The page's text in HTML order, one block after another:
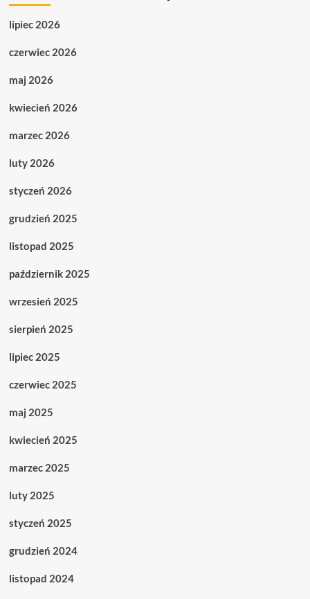
lipiec 2026
czerwiec 2026
maj 2026
kwiecień 2026
marzec 2026
luty 2026
styczeń 2026
grudzień 2025
listopad 2025
październik 2025
wrzesień 2025
sierpień 2025
lipiec 2025
czerwiec 2025
maj 2025
kwiecień 2025
marzec 2025
luty 2025
styczeń 2025
grudzień 2024
listopad 2024